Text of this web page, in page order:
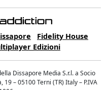
Fidelity House
Edizioni
Dissapore Media S.r.l. a Socio
19 – 05100 Terni (TR) Italy – P.IVA